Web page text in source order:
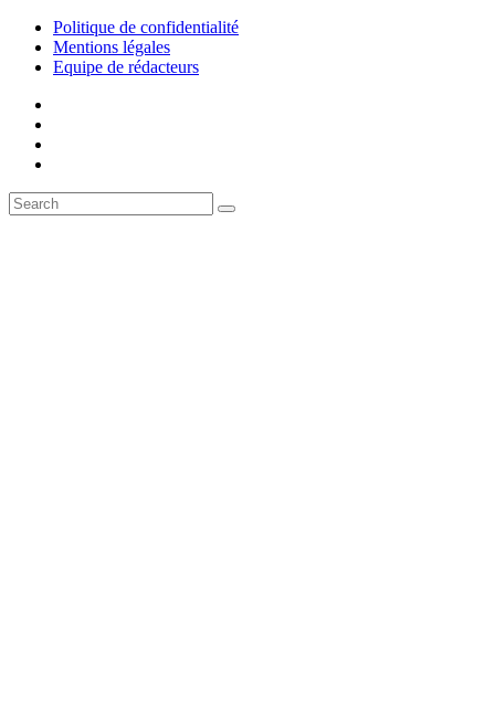
Politique de confidentialité
Mentions légales
Equipe de rédacteurs